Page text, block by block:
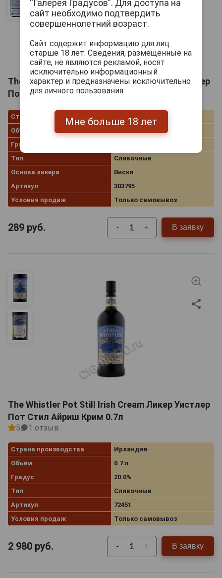
The Whistler Pot Still Irish Cream Ликер Уистлер
Пот Стил Айриш Крим 0.05л
Страна производства
Ирландия
Объём
Градус
Тип
Сливочные
Основа ликера
Виски
Артикул
303795
Условия продаж
Только самовывоз
289 руб. - + В заявку
The Whistler Pot Still Irish Cream Ликер Уистлер
Пот Стил Айриш Крим 0.7л
5 1 отзыв
Страна производства
Ирландия
Объём
0.7 л
Градус
20.0%
Тип
Сливочные
Артикул
72451
Условия продаж
Только самовывоз
2 980 руб. - + В заявку
“Галерея Градусов”. Для доступа на
сайт необходимо подтвердить
совершеннолетний возраст.
Сайт содержит информацию для лиц
старше 18 лет. Сведения, размещенные на
сайте, не являются рекламой, носят
исключительно информационный
характер и предназначены исключительно
для личного пользования.
Мне больше 18 лет